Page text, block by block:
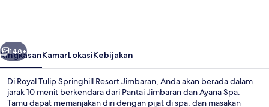
Berikutnya
148+
RingkasanKamarLokasiKebijakan
Di Royal Tulip Springhill Resort Jimbaran, Anda akan berada dalam
jarak 10 menit berkendara dari Pantai Jimbaran dan Ayana Spa.
Tamu dapat memanjakan diri dengan pijat di spa, dan masakan